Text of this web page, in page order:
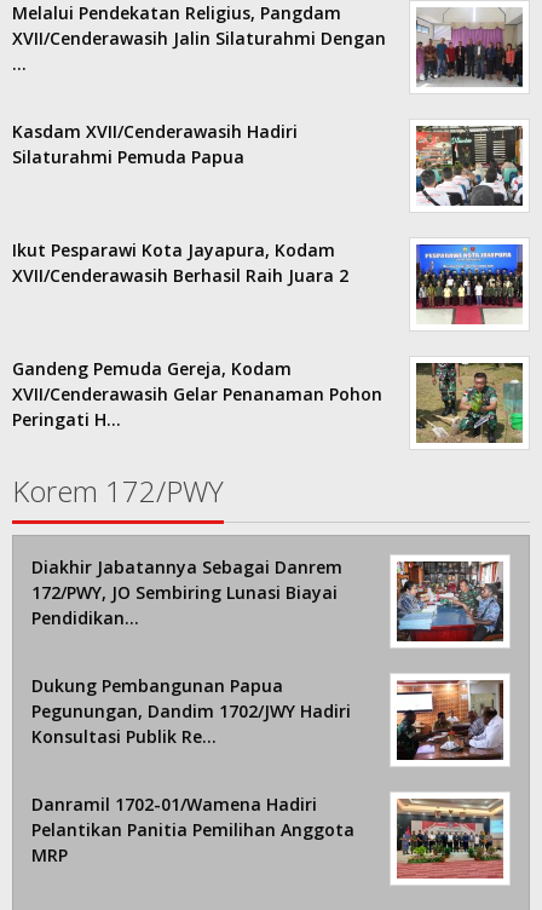
Melalui Pendekatan Religius, Pangdam
XVII/Cenderawasih Jalin Silaturahmi Dengan
…
Kasdam XVII/Cenderawasih Hadiri
Silaturahmi Pemuda Papua
Ikut Pesparawi Kota Jayapura, Kodam
XVII/Cenderawasih Berhasil Raih Juara 2
Gandeng Pemuda Gereja, Kodam
XVII/Cenderawasih Gelar Penanaman Pohon
Peringati H…
Korem 172/PWY
Diakhir Jabatannya Sebagai Danrem
172/PWY, JO Sembiring Lunasi Biayai
Pendidikan…
Dukung Pembangunan Papua
Pegunungan, Dandim 1702/JWY Hadiri
Konsultasi Publik Re…
Danramil 1702-01/Wamena Hadiri
Pelantikan Panitia Pemilihan Anggota
MRP